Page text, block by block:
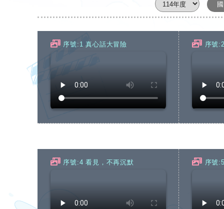
序號:1 真心話大冒險 序號
序號:4 看見，不再沉默 序號